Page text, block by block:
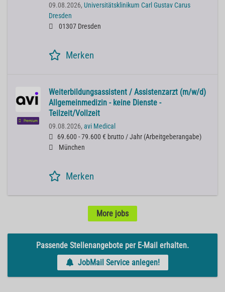
09.08.2026, Universitätsklinikum Carl Gustav Carus
Dresden
01307 Dresden
Merken
Premium
Weiterbildungsassistent / Assistenzarzt (m/w/d)
Allgemeinmedizin - keine Dienste -
Teilzeit/Vollzeit
09.08.2026, avi Medical
69.600 - 79.600 € brutto / Jahr (Arbeitgeberangabe)
München
Merken
More jobs
Passende Stellenangebote per E-Mail erhalten.
JobMail Service anlegen!